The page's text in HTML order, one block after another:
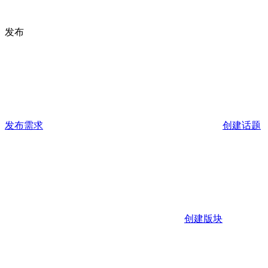
发布
发布需求 创建话题
创建版块